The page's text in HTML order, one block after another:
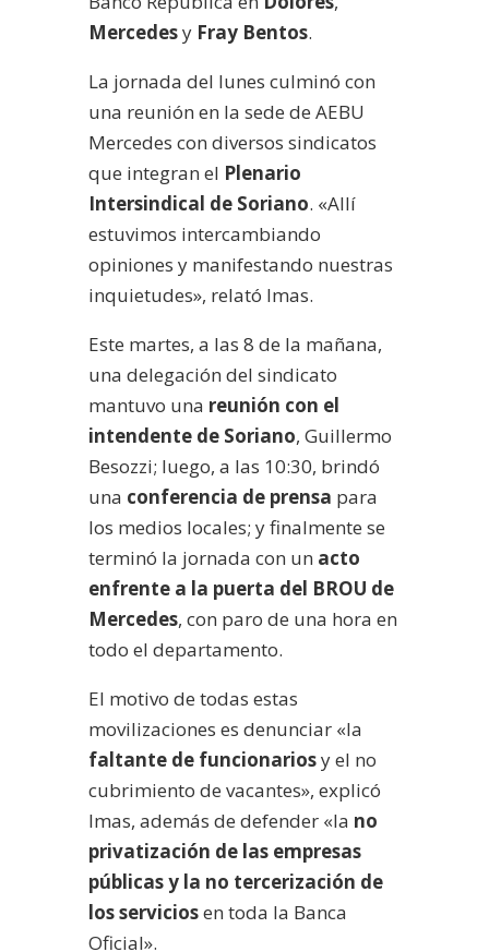
Mercedesy Fray Bentos.
La jornada del lunes culminó con
una reunión en la sede de AEBU
Mercedes con diversos sindicatos
que integran el Plenario
Intersindical de Soriano. «Allí
estuvimos intercambiando
opiniones y manifestando nuestras
inquietudes», relató Imas.
Este martes, a las 8 de la mañana,
una delegación del sindicato
mantuvo una reunión con el
intendente de Soriano, Guillermo
Besozzi; luego, a las 10:30, brindó
una conferencia de prensa para
los medios locales; y finalmente se
terminó la jornada con un acto
enfrente a la puerta del BROU de
Mercedes, con paro de una hora en
todo el departamento.
El motivo de todas estas
movilizaciones es denunciar «la
faltante de funcionariosy el no
cubrimiento de vacantes», explicó
Imas, además de defender «la no
privatización de las empresas
públicas y la no tercerización de
los serviciosen toda la Banca
Oficial».